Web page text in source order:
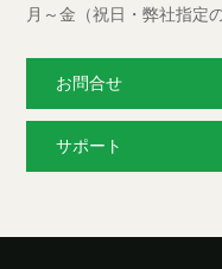
月～金（祝日・弊社指定
お問合せ
サポート